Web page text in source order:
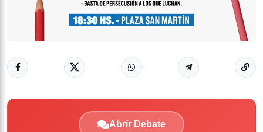
Abrir Debate